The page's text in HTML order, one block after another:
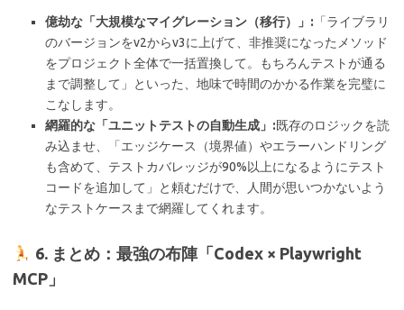
億劫な「大規模なマイグレーション（移行）」: 「ライブラリ
のバージョンをv2からv3に上げて、非推奨になったメソッド
をプロジェクト全体で一括置換して。もちろんテストが通る
まで調整して」といった、地味で時間のかかる作業を完璧に
こなします。
網羅的な「ユニットテストの自動生成」:既存のロジックを読
み込ませ、「エッジケース（境界値）やエラーハンドリング
も含めて、テストカバレッジが90%以上になるようにテスト
コードを追加して」と頼むだけで、人間が思いつかないよう
なテストケースまで網羅してくれます。
6. まとめ：最強の布陣「Codex × Playwright
MCP」